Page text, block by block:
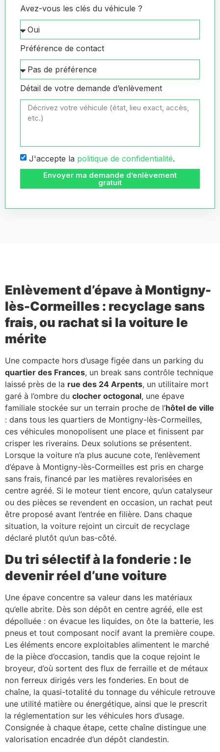
Avez-vous les clés du véhicule ?
Préférence de contact
Détail de votre demande d’enlèvement
J'accepte la politique de confidentialité.
Envoyer ma demande d’enlèvement
gratuit
Enlèvement d’épave à Montigny-
lès-Cormeilles : recyclage sans
frais, ou rachat si la voiture le
mérite
Une compacte hors d’usage figée dans un parking du
quartier des Frances, un break sans contrôle technique
laissé près de la rue des 24 Arpents, un utilitaire mort
garé à l’ombre du clocher octogonal, une épave
familiale stockée sur un terrain proche de l’hôtel de ville
: dans tous les quartiers de Montigny-lès-Cormeilles,
ces véhicules monopolisent une place et finissent par
crisper les riverains. Deux solutions se présentent.
Lorsque la voiture n’a plus aucune cote, l’enlèvement
d’épave à Montigny-lès-Cormeilles est pris en charge
sans frais, financé par les matières revalorisées en
centre agréé. Si le moteur tient encore, qu’un catalyseur
ou des pièces se revendent en occasion, un rachat peut
être proposé avant l’entrée en filière. Dans chaque
situation, la voiture rejoint un circuit de recyclage
déclaré plutôt qu’un bas-côté.
Du tri sélectif à la fonderie : le
devenir réel d’une voiture
Une épave concentre sa valeur dans les matériaux
qu’elle abrite. Dès son dépôt en centre agréé, elle est
dépolluée : on évacue les liquides, on ôte la batterie, les
pneus et tout composant nocif avant la première coupe.
Les éléments encore exploitables alimentent le marché
de la pièce d’occasion, tandis que la coque rejoint le
broyeur, d’où sortent des flux de ferraille et de métaux
non ferreux dirigés vers les fonderies. En bout de
chaîne, la quasi-totalité du tonnage du véhicule retrouve
une utilité matière ou énergétique, ainsi que le prescrit
la réglementation sur les véhicules hors d’usage.
Consignée à chaque étape, cette chaîne distingue une
valorisation encadrée d’un dépôt clandestin.